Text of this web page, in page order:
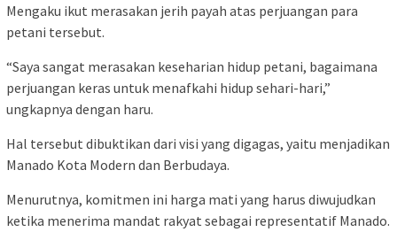
Mengaku ikut merasakan jerih payah atas perjuangan para
petani tersebut.
“Saya sangat merasakan keseharian hidup petani, bagaimana
perjuangan keras untuk menafkahi hidup sehari-hari,”
ungkapnya dengan haru.
Hal tersebut dibuktikan dari visi yang digagas, yaitu menjadikan
Manado Kota Modern dan Berbudaya.
Menurutnya, komitmen ini harga mati yang harus diwujudkan
ketika menerima mandat rakyat sebagai representatif Manado.